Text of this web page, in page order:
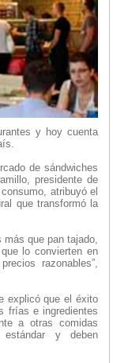
y hoy cuenta
de sándwiches
presidente de
atribuyó el
que transformó la
que pan tajado,
lo convierten en
razonables”,
explicó que el éxito
frías e ingredientes
a otras comidas
y deben